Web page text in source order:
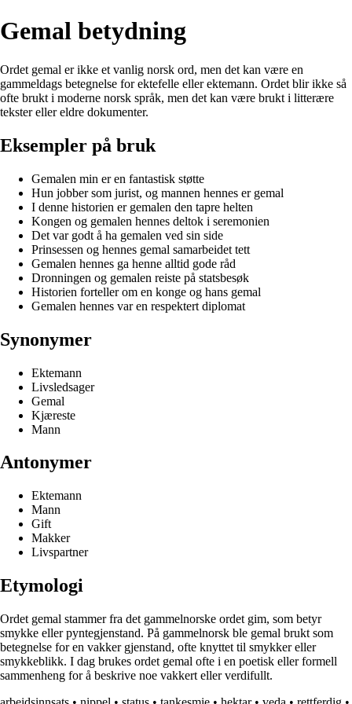
Gemal betydning
Ordet gemal er ikke et vanlig norsk ord, men det kan være en
gammeldags betegnelse for ektefelle eller ektemann. Ordet blir ikke så
ofte brukt i moderne norsk språk, men det kan være brukt i litterære
tekster eller eldre dokumenter.
Eksempler på bruk
Gemalen min er en fantastisk støtte
Hun jobber som jurist, og mannen hennes er gemal
I denne historien er gemalen den tapre helten
Kongen og gemalen hennes deltok i seremonien
Det var godt å ha gemalen ved sin side
Prinsessen og hennes gemal samarbeidet tett
Gemalen hennes ga henne alltid gode råd
Dronningen og gemalen reiste på statsbesøk
Historien forteller om en konge og hans gemal
Gemalen hennes var en respektert diplomat
Synonymer
Ektemann
Livsledsager
Gemal
Kjæreste
Mann
Antonymer
Ektemann
Mann
Gift
Makker
Livspartner
Etymologi
Ordet gemal stammer fra det gammelnorske ordet gim, som betyr
smykke eller pyntegjenstand. På gammelnorsk ble gemal brukt som
betegnelse for en vakker gjenstand, ofte knyttet til smykker eller
smykkeblikk. I dag brukes ordet gemal ofte i en poetisk eller formell
sammenheng for å beskrive noe vakkert eller verdifullt.